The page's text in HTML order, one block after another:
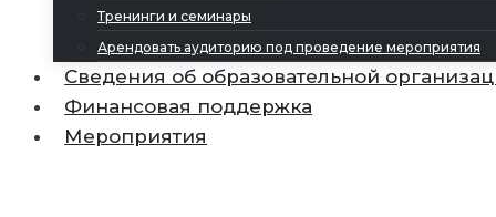
Тренинги и семинары
Арендовать аудиторию под проведение мероприятия
Сведения об образовательной
Финансовая поддержка
Мероприятия